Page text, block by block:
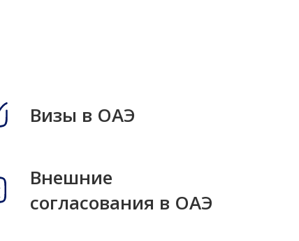
Визы в ОАЭ
Внешние
согласования в ОАЭ